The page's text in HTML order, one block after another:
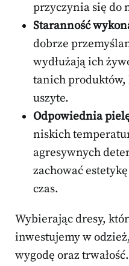
przyczynia się do
Staranność
dobrze
wydłużają ich
tanich produktów,
uszyte.
Odpowiednia
niskich
agresywnych
zachować
czas.
Wybierając dresy,
inwestujemy w
wygodę oraz